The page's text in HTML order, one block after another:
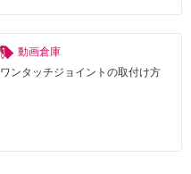
動画倉庫
ワンタッチジョイントの取付け方